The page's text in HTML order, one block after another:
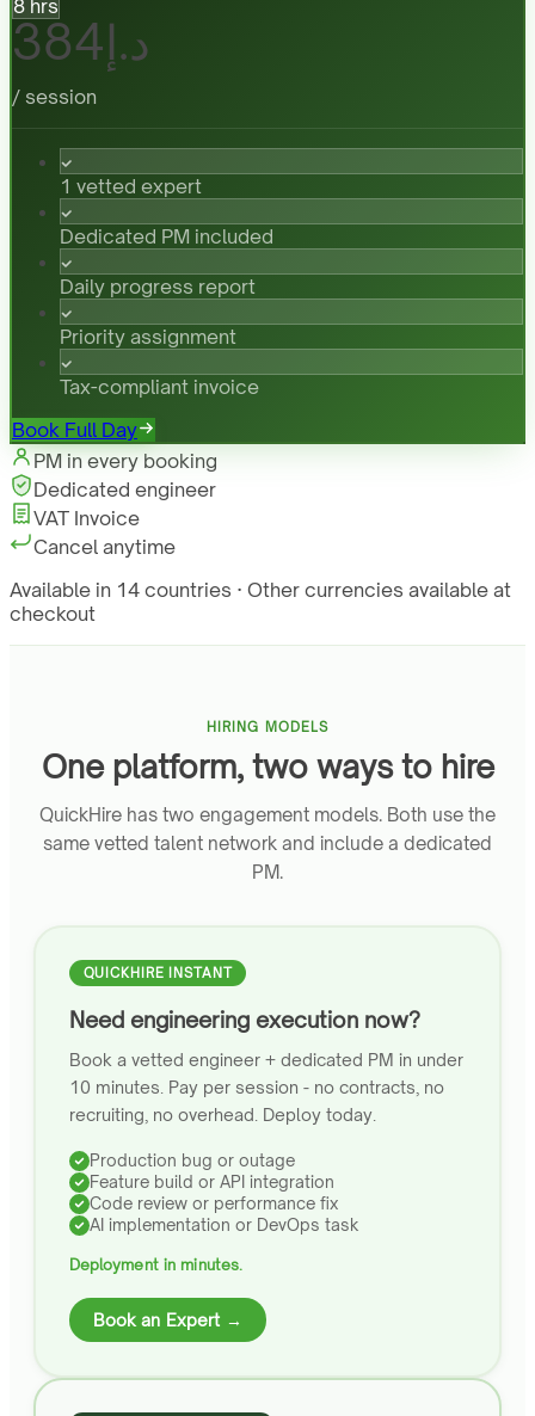
8 hrs
د.إ384
/ session
1 vetted expert
Dedicated PM included
Daily progress report
Priority assignment
Tax-compliant invoice
Book Full Day
PM in every booking
Dedicated engineer
VAT Invoice
Cancel anytime
Available in 14 countries · Other currencies available at
checkout
HIRING MODELS
One platform, two ways to hire
QuickHire has two engagement models. Both use the
same vetted talent network and include a dedicated
PM.
QUICKHIRE INSTANT
Need engineering execution now?
Book a vetted engineer + dedicated PM in under
10 minutes. Pay per session - no contracts, no
recruiting, no overhead. Deploy today.
Production bug or outage
Feature build or API integration
Code review or performance fix
AI implementation or DevOps task
Deployment in minutes.
Book an Expert →